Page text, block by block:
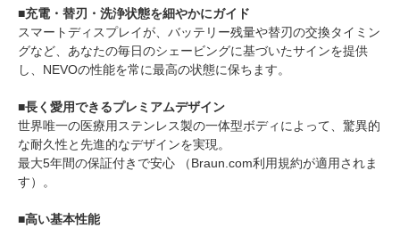
■充電・替刃・洗浄状態を細やかにガイド
スマートディスプレイが、バッテリー残量や替刃の交換タイミン
グなど、あなたの毎日のシェービングに基づいたサインを提供
し、NEVOの性能を常に最高の状態に保ちます。
■長く愛用できるプレミアムデザイン
世界唯一の医療用ステンレス製の一体型ボディによって、驚異的
な耐久性と先進的なデザインを実現。
最大5年間の保証付きで安心 （Braun.com利用規約が適用されま
す）。
■高い基本性能